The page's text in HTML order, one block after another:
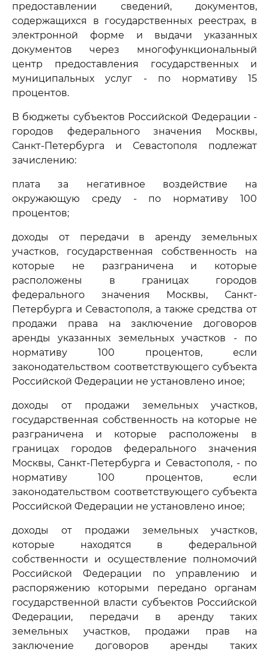
предоставлении сведений, документов,
содержащихся в государственных реестрах, в
электронной форме и выдачи указанных
документов через многофункциональный
центр предоставления государственных и
муниципальных услуг - по нормативу 15
процентов.
В бюджеты субъектов Российской Федерации -
городов федерального значения Москвы,
Санкт-Петербурга и Севастополя подлежат
зачислению:
плата за негативное воздействие на
окружающую среду - по нормативу 100
процентов;
доходы от передачи в аренду земельных
участков, государственная собственность на
которые не разграничена и которые
расположены в границах городов
федерального значения Москвы, Санкт-
Петербурга и Севастополя, а также средства от
продажи права на заключение договоров
аренды указанных земельных участков - по
нормативу 100 процентов, если
законодательством соответствующего субъекта
Российской Федерации не установлено иное;
доходы от продажи земельных участков,
государственная собственность на которые не
разграничена и которые расположены в
границах городов федерального значения
Москвы, Санкт-Петербурга и Севастополя, - по
нормативу 100 процентов, если
законодательством соответствующего субъекта
Российской Федерации не установлено иное;
доходы от продажи земельных участков,
которые находятся в федеральной
собственности и осуществление полномочий
Российской Федерации по управлению и
распоряжению которыми передано органам
государственной власти субъектов Российской
Федерации, передачи в аренду таких
земельных участков, продажи прав на
заключение договоров аренды таких